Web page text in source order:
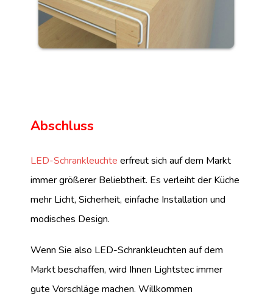
Abschluss
LED-Schrankleuchte erfreut sich auf dem Markt
immer größerer Beliebtheit. Es verleiht der Küche
mehr Licht, Sicherheit, einfache Installation und
modisches Design.
Wenn Sie also LED-Schrankleuchten auf dem
Markt beschaffen, wird Ihnen Lightstec immer
gute Vorschläge machen. Willkommen